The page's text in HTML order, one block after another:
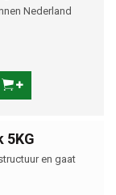
Nederland
5KG
en gaat